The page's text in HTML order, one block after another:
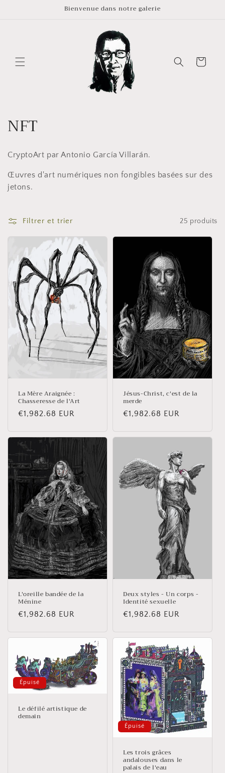
Bienvenue dans notre galerie
Panier
C
o
l
l
c
t
i
o
n
NFT
CryptoArt par Antonio García Villarán.
Œuvres d'art numériques non fongibles basées sur des
jetons.
Filtrer et trier 25 produits
La Mère Araignée :
Chasseresse de l'Art
Prix
€1,982.68 EUR
Jésus-Christ, c'est de la
merde
Prix
€1,982.68 EUR
L'oreille bandée de la
Ménine
Prix
€1,982.68 EUR
Deux styles - Un corps -
Identité sexuelle
Prix
€1,982.68 EUR
Épuisé
Le défilé artistique de
demain
Épuisé
Les trois grâces
andalouses dans le
palais de l'eau